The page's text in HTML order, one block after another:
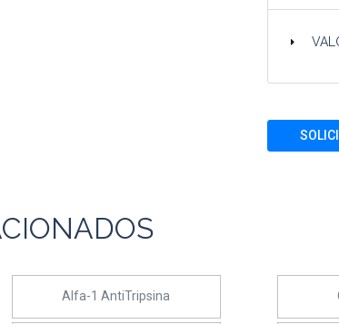
Alfa-1 AntiTripsina